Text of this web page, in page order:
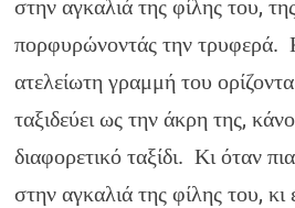
στην αγκαλιά της φίλης του,
πορφυρώνοντάς την τρυφερά.
ατελείωτη γραμμή του
ταξιδεύει ως την άκρη της,
διαφορετικό ταξίδι. Κι όταν
στην αγκαλιά της φίλης του,